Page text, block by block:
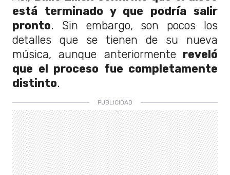
está terminado y que podría salir
pronto. Sin embargo, son pocos los
detalles que se tienen de su nueva
música, aunque anteriormentereveló
que el proceso fue completamente
distinto.